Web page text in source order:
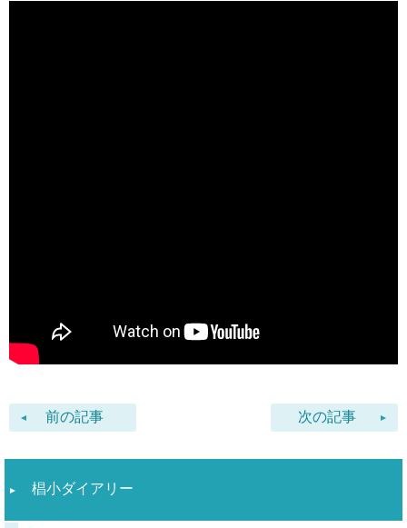
前の記事 次の記事
椙小ダイアリー